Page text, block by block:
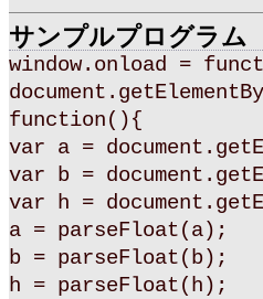
サンプルプログラム
window.onload =
function(){
var a =
var b =
var h =
a = parseFloat(a);
b = parseFloat(b);
h = parseFloat(h);